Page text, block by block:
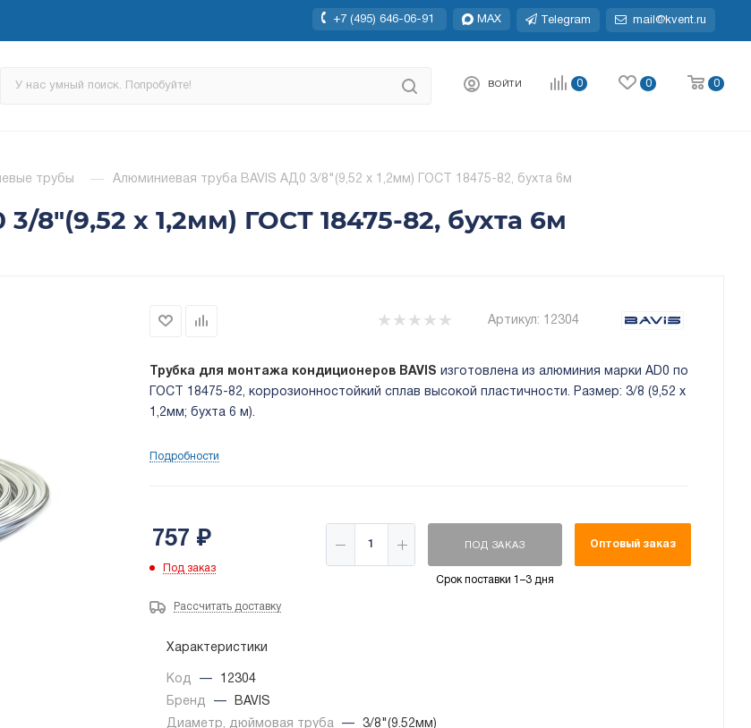
+7 (495) 646-06-91 MAX Telegram mail@kvent.ru
ВОЙТИ 0 0 0
трубы — Алюминиевая труба BAVIS АД0 3/8"(9,52 х 1,2мм) ГОСТ 18475-82, бухта 6м
8"(9,52 х 1,2мм) ГОСТ 18475-82, бухта 6м
Артикул: 12304
Трубка для монтажа кондиционеров BAVIS изготовлена из алюминия марки AD0 по
ГОСТ 18475-82, коррозионностойкий сплав высокой пластичности. Размер: 3/8 (9,52 х
1,2мм; бухта 6 м).
Подробности
757 ₽
Под заказ
ПОД ЗАКАЗ
Срок поставки 1–3 дня
Оптовый заказ
Рассчитать доставку
Характеристики
Код —
12304
Бренд
—
BAVIS
Диаметр, дюймовая труба
—
3/8"(9.52мм)